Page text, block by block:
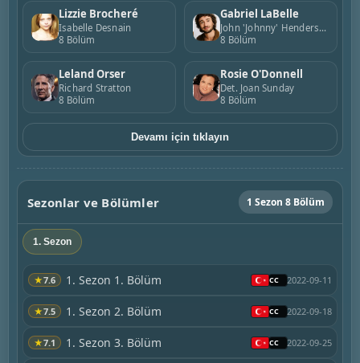
Lizzie Brocheré
Isabelle Desnain
8 Bölüm
Gabriel LaBelle
John 'Johnny' Henderson / Colin Stratton
8 Bölüm
Leland Orser
Richard Stratton
8 Bölüm
Rosie O'Donnell
Det. Joan Sunday
8 Bölüm
Devamı için tıklayın
Sezonlar ve Bölümler 1 Sezon 8 Bölüm
1. Sezon
★7.6 1. Sezon 1. Bölüm 2022-09-11
★7.5 1. Sezon 2. Bölüm 2022-09-18
★7.1 1. Sezon 3. Bölüm 2022-09-25